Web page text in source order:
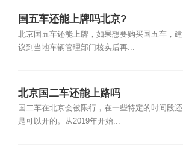
国五车还能上牌吗北京?
北京国五车还能上牌，如果想要购买国五车，建
议到当地车辆管理部门核实后再...
北京国二车还能上路吗
国二车在北京会被限行，在一些特定的时间段还
是可以开的。从2019年开始...